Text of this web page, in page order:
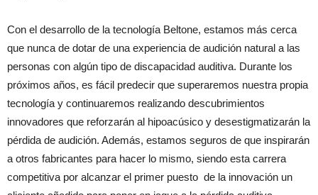
Con el desarrollo de la tecnología Beltone, estamos más cerca
que nunca de dotar de una experiencia de audición natural a las
personas con algún tipo de discapacidad auditiva. Durante los
próximos años, es fácil predecir que superaremos nuestra propia
tecnología y continuaremos realizando descubrimientos
innovadores que reforzarán al hipoacúsico y desestigmatizarán la
pérdida de audición. Además, estamos seguros de que inspirarán
a otros fabricantes para hacer lo mismo, siendo esta carrera
competitiva por alcanzar el primer puesto de la innovación un